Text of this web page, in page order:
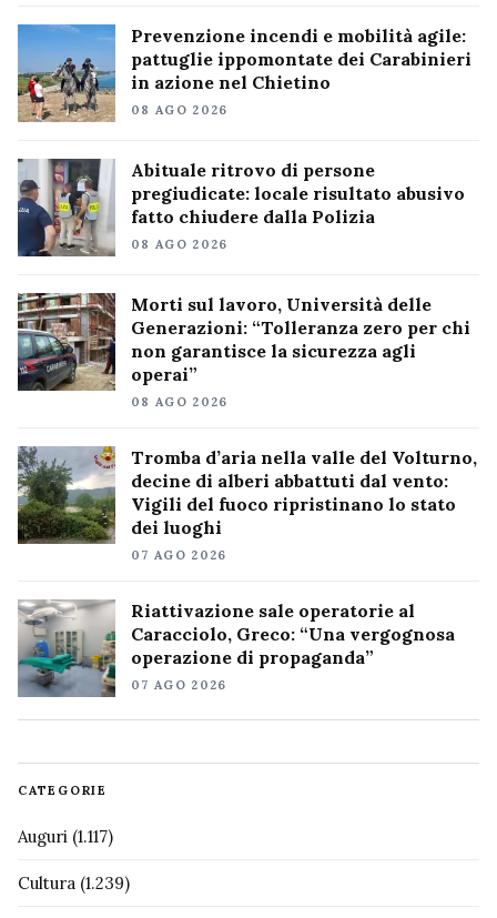
Prevenzione incendi e mobilità agile:
pattuglie ippomontate dei Carabinieri
in azione nel Chietino
08 AGO 2026
Abituale ritrovo di persone
pregiudicate: locale risultato abusivo
fatto chiudere dalla Polizia
08 AGO 2026
Morti sul lavoro, Università delle
Generazioni: “Tolleranza zero per chi
non garantisce la sicurezza agli
operai”
08 AGO 2026
Tromba d’aria nella valle del Volturno,
decine di alberi abbattuti dal vento:
Vigili del fuoco ripristinano lo stato
dei luoghi
07 AGO 2026
Riattivazione sale operatorie al
Caracciolo, Greco: “Una vergognosa
operazione di propaganda”
07 AGO 2026
CATEGORIE
Auguri (1.117)
Cultura (1.239)